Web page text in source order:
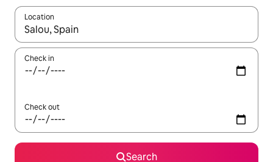
Location
When results are available, navigate with up and down arrow
Check in
Check out
Search